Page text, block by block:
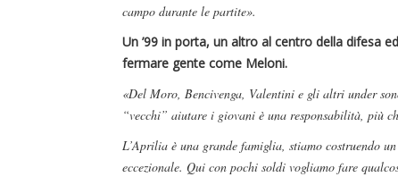
campo durante le partite».
Un ’99 in porta, un altro al centro della difesa
fermare gente come Meloni.
«Del Moro, Bencivenga, Valentini e gli altri under
“vecchi” aiutare i giovani è una responsabilità, più
L’Aprilia è una grande famiglia, stiamo costruendo
eccezionale. Qui con pochi soldi vogliamo fare